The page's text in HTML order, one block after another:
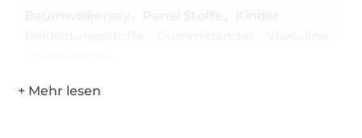
Baumwolljersey
Panel Stoffe
Kinder